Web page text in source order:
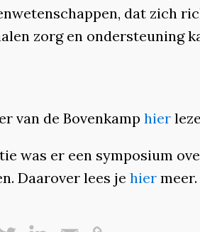
dat zich
zorg en ondersteuning
van de Bovenkamp hier
was er een symposium
Daarover lees je hier meer.